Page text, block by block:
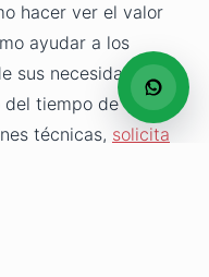
hacer ver el valor
ayudar a los
sus necesidades, en
del tiempo de
técnicas, solicita